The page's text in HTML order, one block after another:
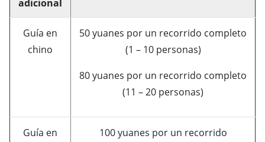
adicional
Guía en
chino
50 yuanes por un recorrido completo
(1 – 10 personas)
80 yuanes por un recorrido completo
(11 – 20 personas)
Guía en
100 yuanes por un recorrido